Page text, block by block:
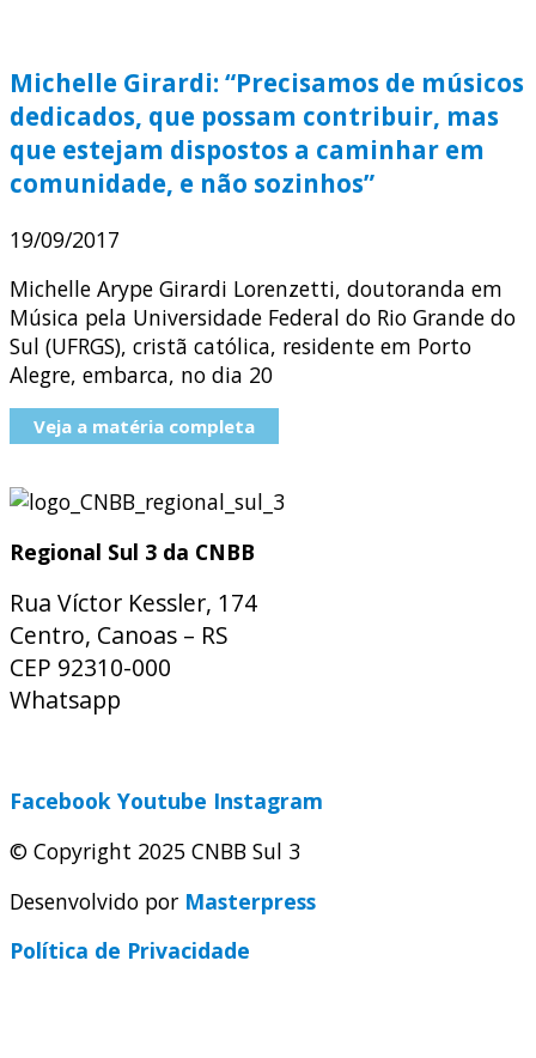
Michelle Girardi: “Precisamos de músicos
dedicados, que possam contribuir, mas
que estejam dispostos a caminhar em
comunidade, e não sozinhos”
19/09/2017
Michelle Arype Girardi Lorenzetti, doutoranda em
Música pela Universidade Federal do Rio Grande do
Sul (UFRGS), cristã católica, residente em Porto
Alegre, embarca, no dia 20
Veja a matéria completa
Regional Sul 3 da CNBB
Rua Víctor Kessler, 174
Centro, Canoas – RS
CEP 92310-000
Whatsapp
Facebook Youtube Instagram
© Copyright 2025 CNBB Sul 3
Desenvolvido por Masterpress
Política de Privacidade